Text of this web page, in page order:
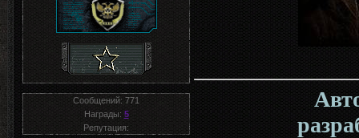
Сообщений: 771
Награды: 5
Репутация: